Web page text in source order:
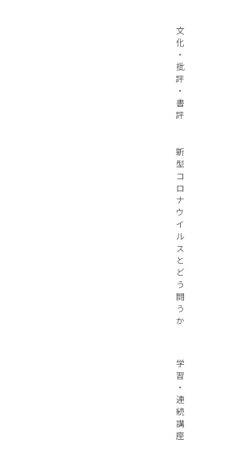
文
化
・
批
評
・
書
評
新
型
コ
ロ
ナ
ウ
イ
ル
ス
と
ど
う
闘
う
か
学
習
・
連
続
講
座